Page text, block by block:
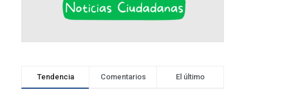
Tendencia Comentarios El último